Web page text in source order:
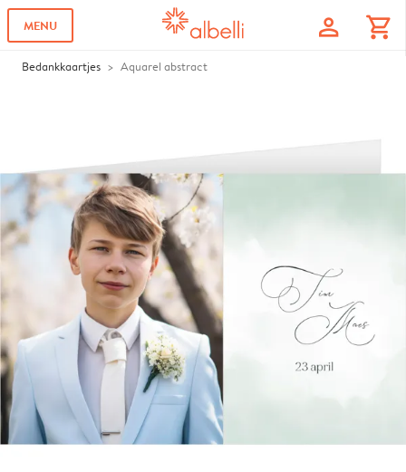
MENU profile shopping_cart
Bedankkaartjes Aquarel abstract